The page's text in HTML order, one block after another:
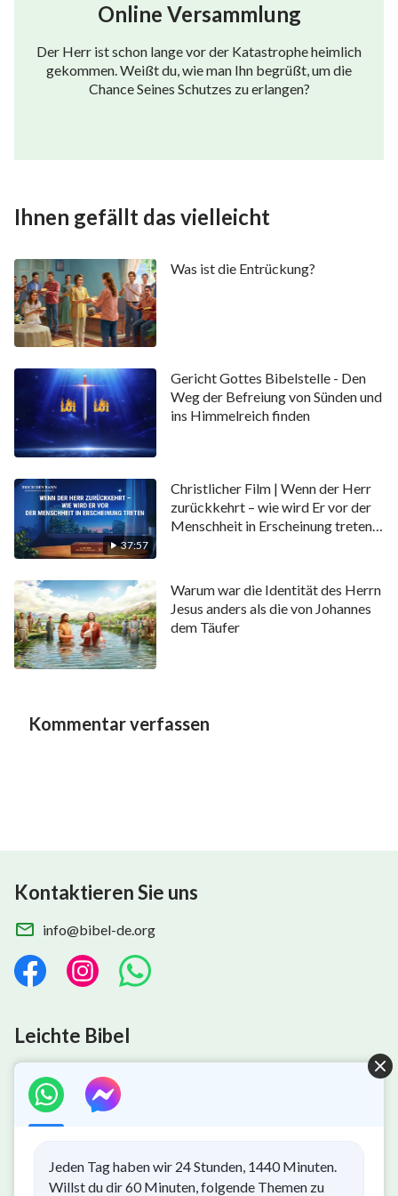
es, die den Lobpreis Gottes erhalten und in Sein Reich
eintreten werden.
Online Versammlung
Der Herr ist schon lange vor der Katastrophe heimlich
gekommen. Weißt du, wie man Ihn begrüßt, um die
Chance Seines Schutzes zu erlangen?
Ihnen gefällt das vielleicht
Was ist die Entrückung?
Gericht Gottes Bibelstelle - Den
Weg der Befreiung von Sünden und
ins Himmelreich finden
37:57
Christlicher Film | Wenn der Herr
zurückkehrt – wie wird Er vor der
Menschheit in Erscheinung treten
Warum war die Identität des Herrn
Jesus anders als die von Johannes
dem Täufer
Kommentar verfassen
Kontaktieren Sie uns
info@bibel-de.org
Leichte Bibel
Das Königreich ist auf die Erde herabgekommen! Möchtest
Jeden Tag haben wir 24 Stunden, 1440 Minuten.
Willst du dir 60 Minuten, folgende Themen zu